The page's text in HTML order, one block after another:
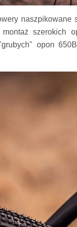
szerokich
opon